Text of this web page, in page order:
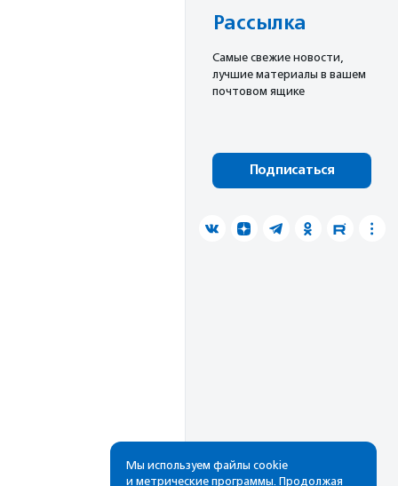
Рассылка
Cамые свежие новости,
лучшие материалы в вашем
почтовом ящике
Подписаться
Мы используем файлы cookie
и метрические программы. Продолжая